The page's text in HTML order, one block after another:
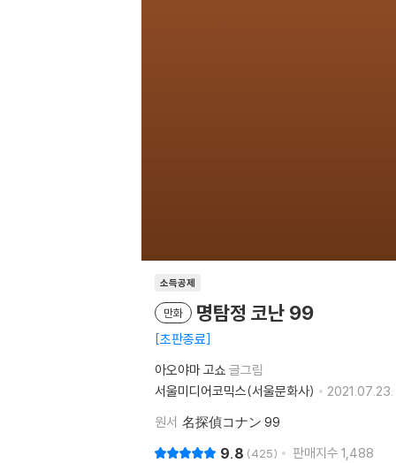
소득공제
만화 명탐정 코난 99
초판종료
아오야마 고쇼 글그림
서울미디어코믹스(서울문화사)
2021.07.23.
원서 名探偵コナン 99
9.8 425 판매지수 1,488